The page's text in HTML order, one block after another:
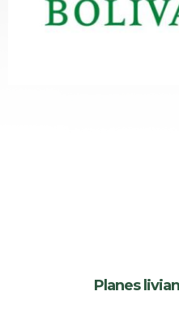
Planes